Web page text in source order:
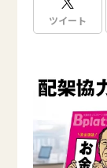
ツイート